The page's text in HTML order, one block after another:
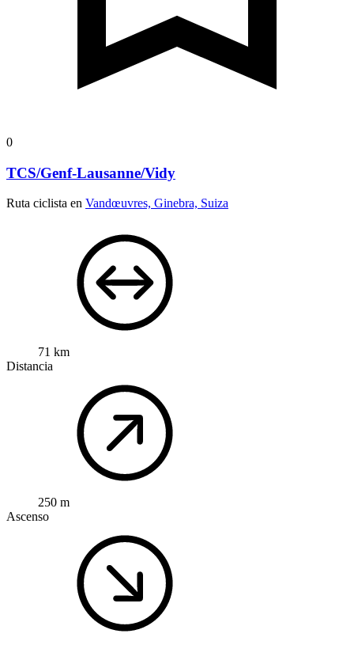
0
TCS/Genf-Lausanne/Vidy
Ruta ciclista en Vandœuvres, Ginebra, Suiza
71 km
Distancia
250 m
Ascenso